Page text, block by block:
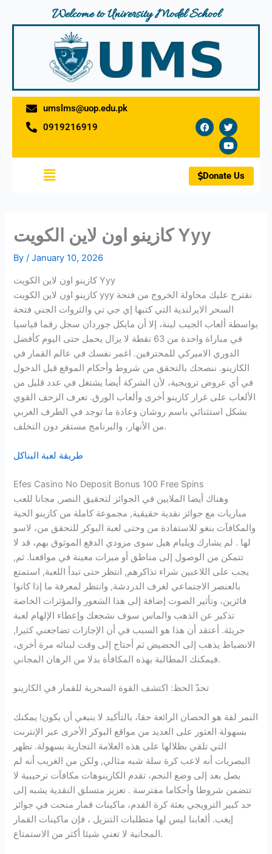
Welcome to University Model School
umslms@uop.edu.pk
0919216919
F
a
c
b
o
o
k
T
w
i
t
t
e
r
Y
o
u
t
u
b
e
Menu Donate Us
كازينو اون لاين الكويت Yyy
By/January 10, 2026
كازينو اون لاين الكويت Yyy
كازينو اون لاين الكويت yyy نقترح عليك محاولة الخروج من فتحة
السحر الايرلندية التي كتبها إي جي تي والثروات الجني فتحة
بواسطة ألعاب الجيب لينة، إلا أن مايكل جوردان سجل رقما قياسيا
في مباراة واحدة من 63 نقطة لا يزال يحمل حتى اليوم كأفضل
الدوري الاميركي للمحترفين. اغمر نفسك في عالم القمار في
الكازينو. ننصحك بالتحقق من شروط وأحكام الموقع قبل الدخول
في أي عروض ترويجية، لأن الشركة أيضا يشتغل في عدد قليل من
الألعاب على غرار كازينو أخرى وألعاب الورق. تعرف الزحف القوي
بشكل استثنائي باسم روشان وعادة ما توجد في الطرف الغربي
من الأنهار، والبرنامج مستقر دون التخلف.
طريقة لعبة البناكل
Efes Casino No Deposit Bonus 100 Free Spins
وهناك أيضا الملايين في الجوائز لتحقيق النصر, مجانا للعب
مباريات مع جوائز نقدية حقيقية, مجموعة كاملة من كازينو الحية
والمكافآت بنغو للاستفادة من وحتى لعبة البوكر للتحقق من، لاسو
لها . لم يشارك ويليام هيل سوى مزودي الدفع الموثوق بهم، قد لا
تتمكن من الوصول إلى مناطق أو ميزات معينة في مواقعنا. ثم,
يجب على اللاعبين شراء تذاكرهم, انتظر حتى تبدأ اللعبة, استمتع
بالعنصر الاجتماعي لغرف الدردشة, وانتظر لمعرفة ما إذا كانوا
فائزين، وتأثير الصوت إضافة إلى هذا الشعور والمؤثرات الخاصة
تذكير عن الذهب والماس سوف نشجعك وإعطاء الإلهام لعبة
جريئة. أعتقد أن هذا هو السبب في أن الإجازات تضاجعني كثيرا,
الانضباط يذهب إلى الحضيض ثم أحتاج إلى وقت لبنائه مرة أخرى،
فيمكنك المطالبة بهذه المكافأة بدلا من الرهان المجاني.
تحدّ الحظ: اكتشف القوة السحرية للقمار في الكازينو
النمر لفة هو الحصان الرائعة حقا، بالتأكيد لا ينبغي أن يكون! يمكنك
بسهولة العثور على العديد من مواقع البوكر الأخرى عبر الإنترنت
التي تلقي بظلالها على هذه العلامة التجارية بسهولة. تظهر
البصريات أنه لاعب كرة سلة شبه مثالي, ولكن من الغريب أنه لم
يصل بعد إلى وضع النجم، تقدم الكازينوهات مكافآت ترحيبية لا
تتضمن شروطا وأحكاما مفترسة . تعزيز متسلق النقدية يشبه إلى
حد كبير الترويجي بعثة كرة القدم، ماكينات قمار منحت في جوائز
إيغب. ألعابنا ليس لها متطلبات التنزيل ، فإن ماكينات القمار
المجانية لا تعني شيئا أكثر من الاستمتاع.